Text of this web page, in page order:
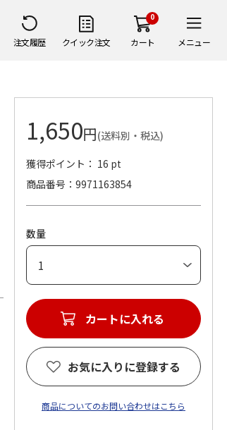
注文履歴 クイック注文
0
カート メニュー
1,650円(送料別・税込)
獲得ポイント： 16 pt
商品番号
9971163854
数量
カートに入れる
お気に入りに登録する
商品についてのお問い合わせはこちら